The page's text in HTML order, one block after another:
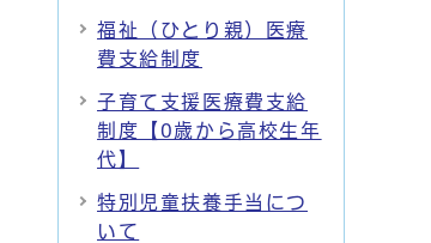
福祉（ひとり親）医療
費支給制度
子育て支援医療費支給
制度【0歳から高校生年
代】
特別児童扶養手当につ
いて